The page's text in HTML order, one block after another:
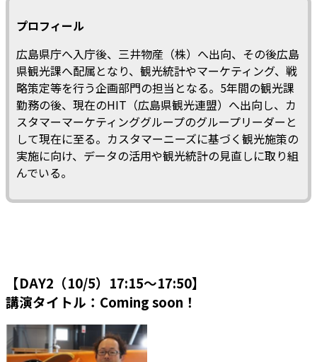
プロフィール
広島県庁へ入庁後、三井物産（株）へ出向、その後広島
県観光課へ配属となり、観光統計やマーケティング、戦
略策定等を行う企画部門の担当となる。5年間の観光課
勤務の後、現在のHIT（広島県観光連盟）へ出向し、カ
スタマーマーケティンググループのグループリーダーと
して現在に至る。カスタマーニーズに基づく観光施策の
実施に向け、データの活用や観光統計の見直しに取り組
んでいる。
【DAY2（10/5）17:15～17:50】
講演タイトル：Coming soon！